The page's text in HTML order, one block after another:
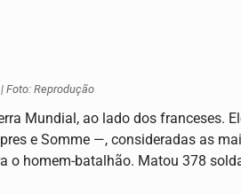
Foto: Reprodução
Mundial, ao lado dos franceses.
e Somme —, consideradas as
o homem-batalhão. Matou 378